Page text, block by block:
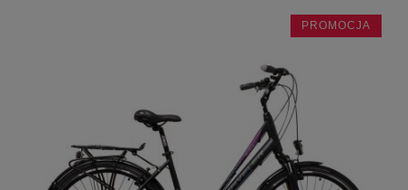
PROMOCJA